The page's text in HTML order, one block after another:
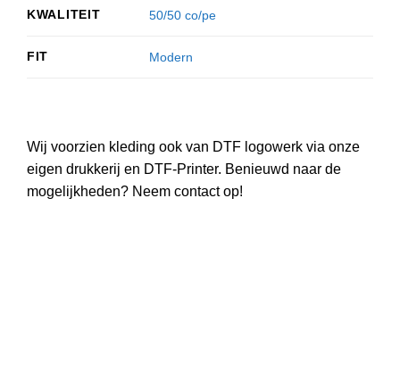
KWALITEIT 50/50 co/pe
FIT Modern
Wij voorzien kleding ook van DTF logowerk via onze
eigen drukkerij en DTF-Printer. Benieuwd naar de
mogelijkheden? Neem contact op!